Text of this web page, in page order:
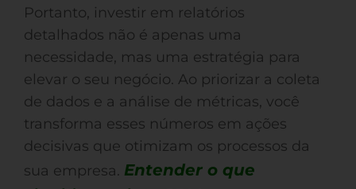
Portanto, investir em relatórios
detalhados não é apenas uma
necessidade, mas uma estratégia para
elevar o seu negócio. Ao priorizar a coleta
de dados e a análise de métricas, você
transforma esses números em ações
decisivas que otimizam os processos da
sua empresa. Entender o que